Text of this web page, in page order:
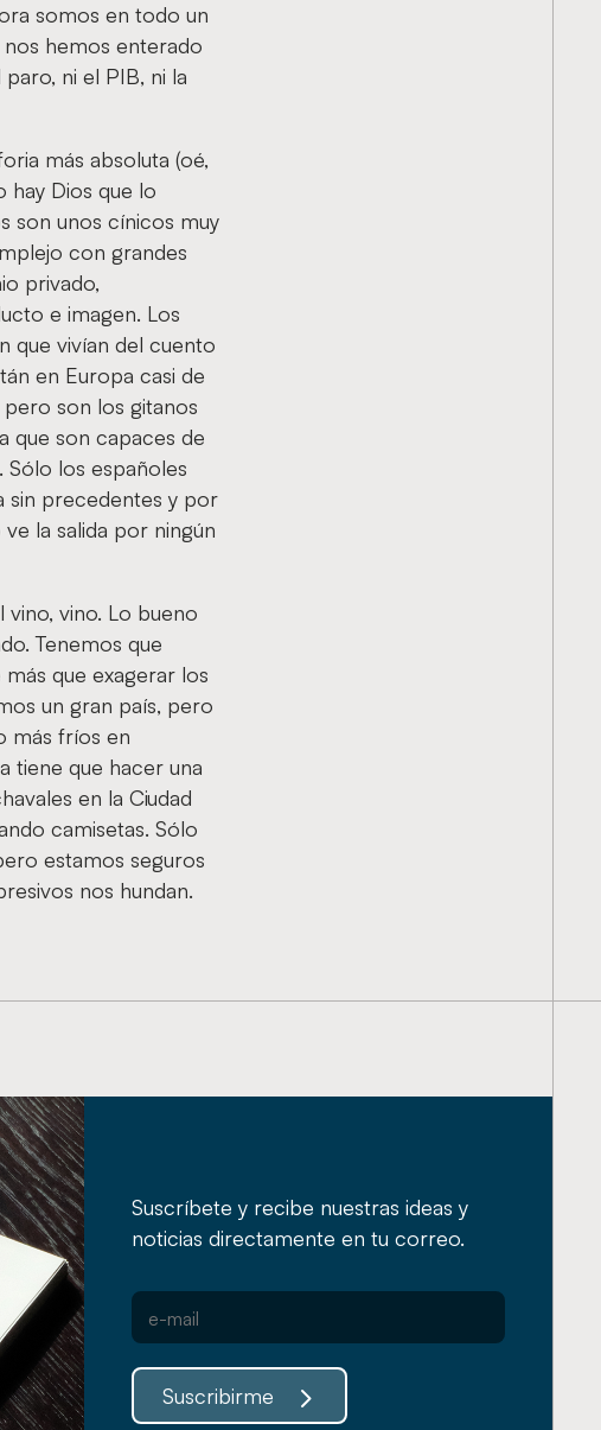
somos en todo un
hemos enterado
ni el PIB, ni la
más absoluta (oé,
hay Dios que lo
son unos cínicos muy
con grandes
privado,
e imagen. Los
que vivían del cuento
en Europa casi de
pero son los gitanos
que son capaces de
Sólo los españoles
sin precedentes y por
la salida por ningún
vino. Lo bueno
Tenemos que
que exagerar los
un gran país, pero
más fríos en
tiene que hacer una
en la Ciudad
camisetas. Sólo
estamos seguros
nos hundan.
Suscríbete y recibe nuestras ideas y
noticias directamente en tu correo.
Suscribirme